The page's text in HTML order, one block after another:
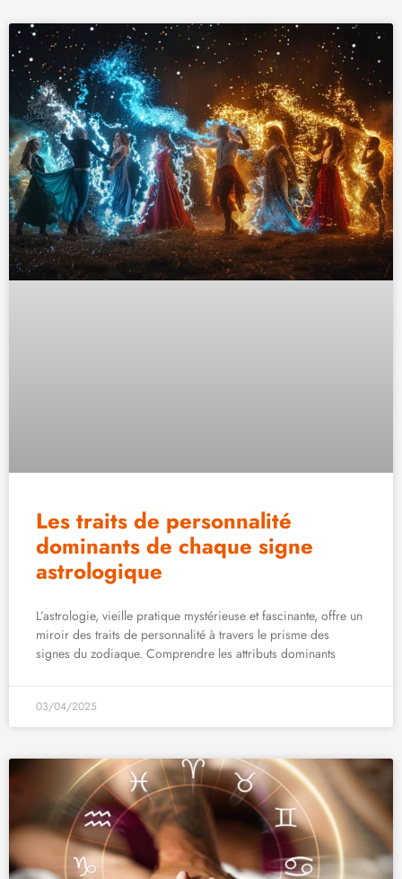
Les traits de personnalité
dominants de chaque signe
astrologique
L’astrologie, vieille pratique mystérieuse et fascinante, offre un
miroir des traits de personnalité à travers le prisme des
signes du zodiaque. Comprendre les attributs dominants
03/04/2025